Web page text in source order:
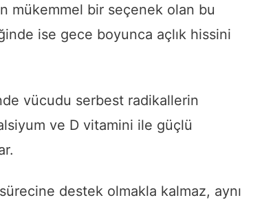
mükemmel bir seçenek olan bu
ise gece boyunca açlık hissini
vücudu serbest radikallerin
ve D vitamini ile güçlü
destek olmakla kalmaz, aynı